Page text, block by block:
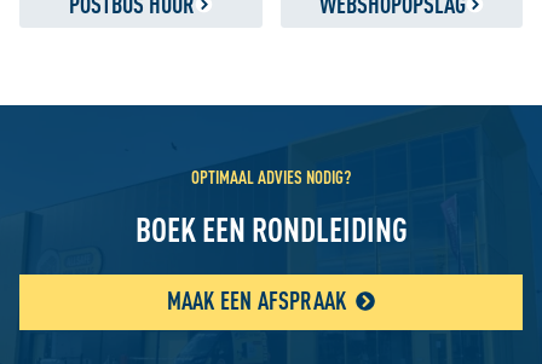
OPTIMAAL ADVIES NODIG?
BOEK EEN RONDLEIDING
MAAK EEN AFSPRAAK